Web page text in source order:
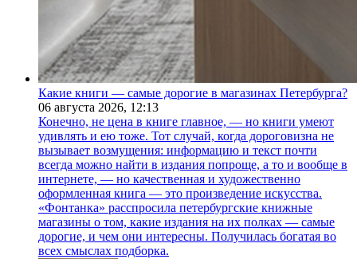
Какие книги — самые дорогие в магазинах Петербурга?
06 августа 2026, 12:13
Конечно, не цена в книге главное, — но книги умеют
удивлять и ею тоже. Тот случай, когда дороговизна не
вызывает возмущения: информацию и текст почти
всегда можно найти в издания попроще, а то и вообще в
интернете, — но качественная и художественно
оформленная книга — это произведение искусства.
«Фонтанка» расспросила петербургские книжные
магазины о том, какие издания на их полках — самые
дорогие, и чем они интересны. Получилась богатая во
всех смыслах подборка.